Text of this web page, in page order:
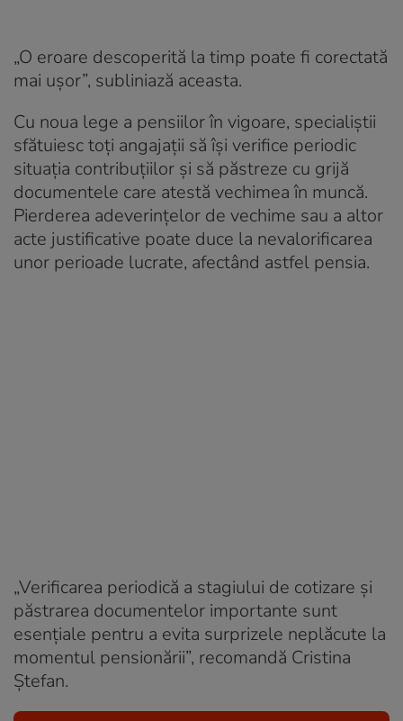
„O eroare descoperită la timp poate fi corectată
mai ușor”, subliniază aceasta.
Cu noua lege a pensiilor în vigoare, specialiștii
sfătuiesc toți angajații să își verifice periodic
situația contribuțiilor și să păstreze cu grijă
documentele care atestă vechimea în muncă.
Pierderea adeverințelor de vechime sau a altor
acte justificative poate duce la nevalorificarea
unor perioade lucrate, afectând astfel pensia.
„Verificarea periodică a stagiului de cotizare și
păstrarea documentelor importante sunt
esențiale pentru a evita surprizele neplăcute la
momentul pensionării”, recomandă Cristina
Ștefan.